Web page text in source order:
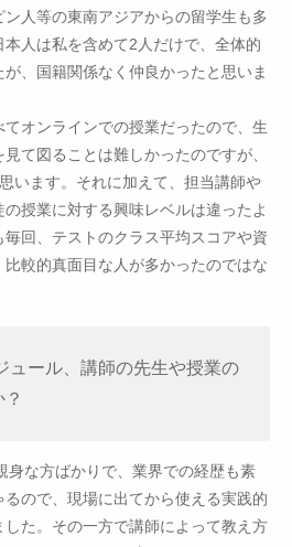
人等の東南アジアからの留学生も多
本人は私を含めて2人だけで、全体的
、国籍関係なく仲良かったと思いま
オンラインでの授業だったので、生
て図ることは難しかったのですが、
います。それに加えて、担当講師や
授業に対する興味レベルは違ったよ
回、テストのクラス平均スコアや資
較的真面目な人が多かったのではな
ュール、講師の先生や授業の
身な方ばかりで、業界での経歴も素
ので、現場に出てから使える実践的
た。その一方で講師によって教え方